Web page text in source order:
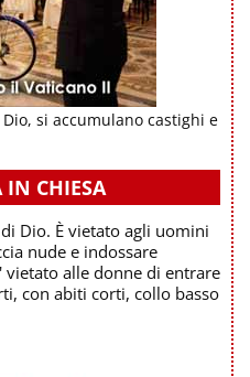
si accumulano castighi e
IN CHIESA
di Dio. È vietato agli uomini
nude e indossare
vietato alle donne di entrare
con abiti corti, collo basso